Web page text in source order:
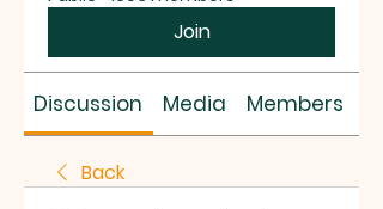
Join
Discussion Media Members
Back